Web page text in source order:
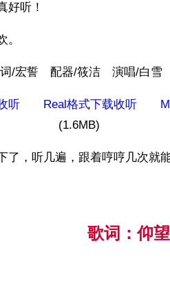
好听！
。
/宏誓　配器/筱洁　演唱/白雪
听 Real格式下载收听
　　　(1.6MB)　　　　　　
了，听几遍，跟着哼哼几次就
歌词：仰